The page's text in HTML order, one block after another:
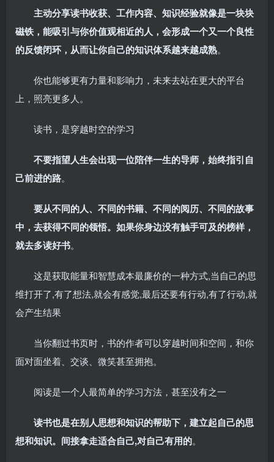
主动分享读书收获、工作内容、知识经验就像是一块块
磁铁，能吸引与你价值观相近的人，会形成一个又一个良性
的反馈闭环，从而让你自己的知识体系越来越成熟。
你也能够更有力量和影响力，未来去站在更大的平台
上，照亮更多人。
读书，是穿越时空的学习
不要指望人生会出现一位陪伴一生的导师，始终指引自
己前进的路。
要从不同的人、不同的书籍、不同的阅历、不同的故事
中，去获得不同的领悟。如果你身边没有触手可及的榜样，
就去多读好书。
这是获取能量和智慧成本最廉价的一种方式,当自己的思
维打开了,有了想法,就会有感觉,最后还要有行动,有了行动,就
会产生结果
当你翻过书页时，书的作者可以穿越时间和空间，和你
面对面坐着、交谈、微笑甚至拥抱。
阅读是一个人最简单的学习方法，甚至没有之一
读书也是在别人思想和知识的帮助下，建立起自己的思
想和知识。间接拿走适合自己,对自己有用的。